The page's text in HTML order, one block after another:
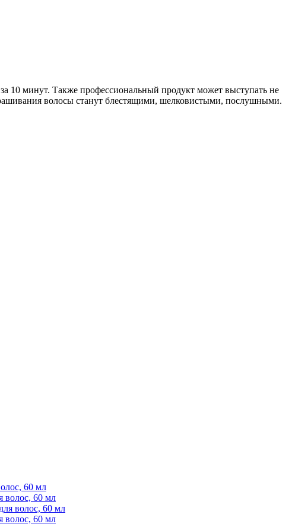
10 минут. Также профессиональный продукт может выступать не
волосы станут блестящими, шелковистыми, послушными.
60 мл
волос, 60 мл
волос, 60 мл
волос, 60 мл